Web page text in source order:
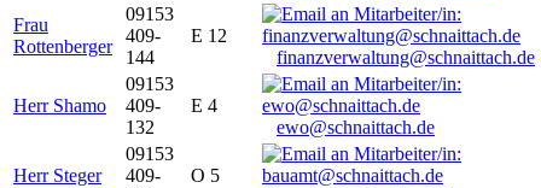
Frau
Rottenberger
09153
409-
144
E 12
finanzverwaltung@schnaittach.de
Herr Shamo
09153
409-
132
E 4
ewo@schnaittach.de
Herr Steger
09153
409-
O 5